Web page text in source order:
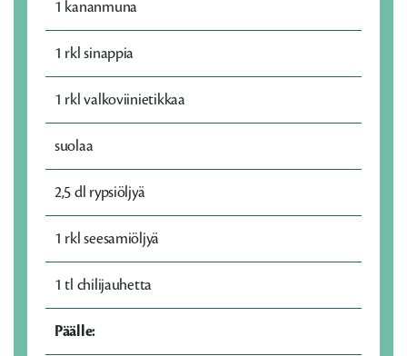
1 kananmuna
1 rkl sinappia
1 rkl valkoviinietikkaa
suolaa
2,5 dl rypsiöljyä
1 rkl seesamiöljyä
1 tl chilijauhetta
Päälle: